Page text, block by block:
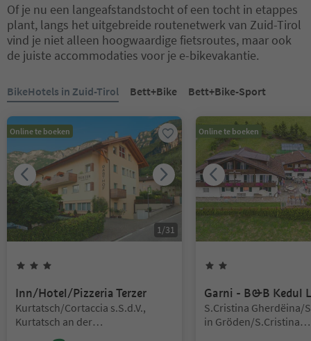
Of je nu een langeafstandstocht of een tocht in etappes
plant, langs het uitgebreide routenetwerk van Zuid-Tirol
vind je niet alleen hoogwaardige fietsroutes, maar ook
de juiste accommodaties voor je e-bikevakantie.
BikeHotels in Zuid-Tirol Bett+Bike Bett+Bike-Sport
Online te boeken
1 /31
Inn/Hotel/Pizzeria Terzer
Locatie:
Kurtatsch/Cortaccia s.S.d.V.,
Kurtatsch an der
Online te boeken
Garni - B&B Kedul
Locatie:
S.Cristina Gherdëina/
in Gröden/S.Cristina